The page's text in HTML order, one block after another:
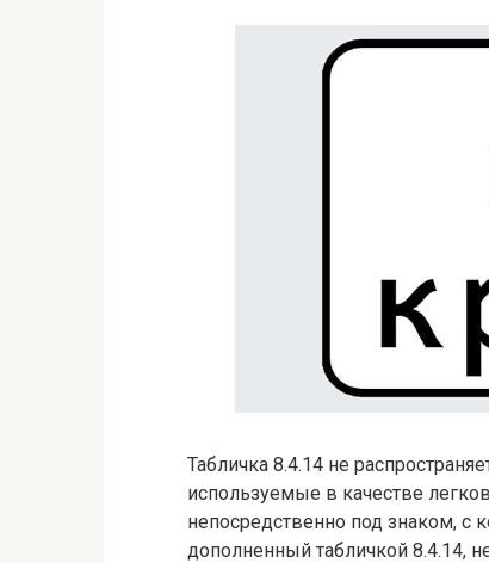
Табличка 8.4.14 не
используемые в качестве
непосредственно под знаком,
дополненный табличкой 8.4.14,